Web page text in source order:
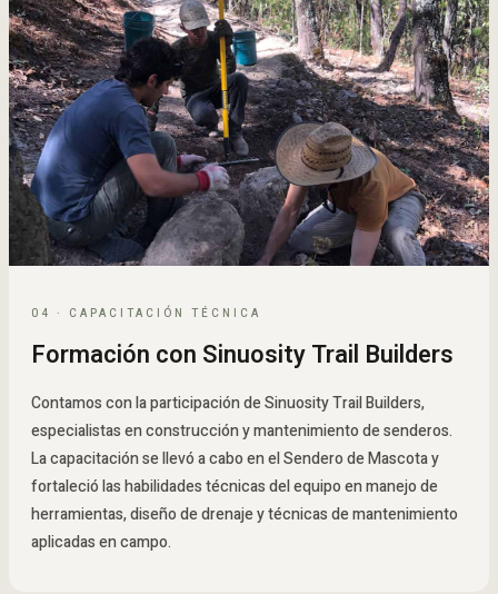
04 · CAPACITACIÓN TÉCNICA
Formación con Sinuosity Trail Builders
Contamos con la participación de Sinuosity Trail Builders,
especialistas en construcción y mantenimiento de senderos.
La capacitación se llevó a cabo en el Sendero de Mascota y
fortaleció las habilidades técnicas del equipo en manejo de
herramientas, diseño de drenaje y técnicas de mantenimiento
aplicadas en campo.